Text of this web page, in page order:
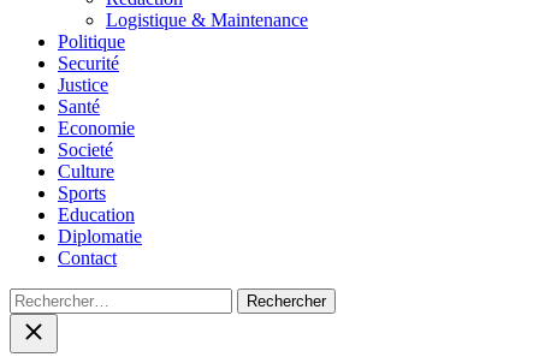
Logistique & Maintenance
Politique
Securité
Justice
Santé
Economie
Societé
Culture
Sports
Education
Diplomatie
Contact
Rechercher :
Close
search